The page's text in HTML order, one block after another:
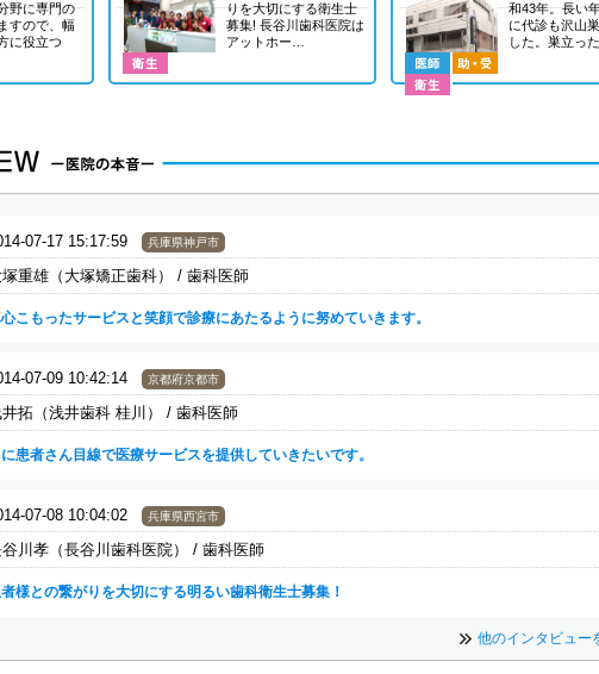
野に専門の
すので、幅
に役立つ
りを大切にする衛生士
募集! 長谷川歯科医院は
アットホー…
和43年。長い
に代診も沢山
した。巣立っ
07-17 15:17:59 兵庫県神戸市
塚重雄（大塚矯正歯科） / 歯科医師
こもったサービスと笑顔で診療にあたるように努めていきます。
07-09 10:42:14 京都府京都市
拓（浅井歯科 桂川） / 歯科医師
患者さん目線で医療サービスを提供していきたいです。
07-08 10:04:02 兵庫県西宮市
川孝（長谷川歯科医院） / 歯科医師
様との繋がりを大切にする明るい歯科衛生士募集！
他のインタビュー